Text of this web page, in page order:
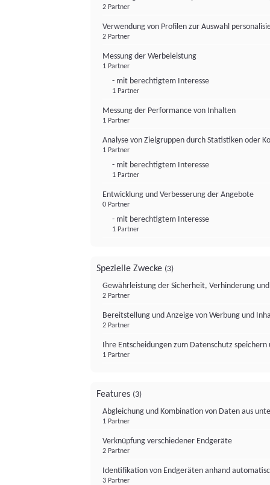
2 Partner
Verwendung von Profilen zur Auswahl
2 Partner
Messung der Werbeleistung
1 Partner
- mit berechtigtem Interesse
1 Partner
Messung der Performance von Inhalten
1 Partner
Analyse von Zielgruppen durch Statistiken oder
1 Partner
- mit berechtigtem Interesse
1 Partner
Entwicklung und Verbesserung der Angebote
0 Partner
- mit berechtigtem Interesse
1 Partner
Spezielle Zwecke (3)
Gewährleistung der Sicherheit, Verhinderung
2 Partner
Bereitstellung und Anzeige von Werbung und
2 Partner
Ihre Entscheidungen zum Datenschutz
1 Partner
Features (3)
Abgleichung und Kombination von Daten aus
1 Partner
Verknüpfung verschiedener Endgeräte
2 Partner
Identifikation von Endgeräten anhand
3 Partner